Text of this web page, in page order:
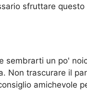
sfruttare
sembrarti un po'
Non trascurare il
amichevole